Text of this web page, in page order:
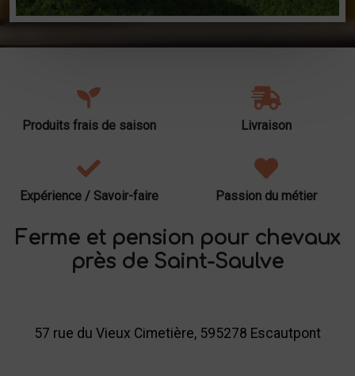
Produits frais de saison Livraison
Expérience / Savoir-faire Passion du métier
Ferme et pension pour chevaux
près de Saint-Saulve
57 rue du Vieux Cimetière, 595278 Escautpont